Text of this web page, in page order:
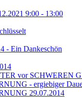
9:00 - 13:00
- Ein Dankeschön
vor SCHWEREN
- ergiebiger
29.07.2014